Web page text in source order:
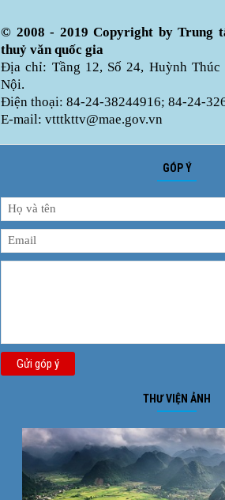
© 2008 - 2019 Copyright by Trung
thuỷ văn quốc gia
Địa chỉ: Tầng 12, Số 24, Huỳnh Thúc
Nội.
Điện thoại: 84-24-38244916; 84-24-
E-mail: vtttkttv@mae.gov.vn
GÓP Ý
Gửi góp ý
THƯ VIỆN ẢNH